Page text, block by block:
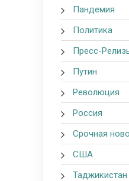
Пандемия
Политика
Пресс-
Путин
Революция
Россия
Срочная
США
Таджикистан